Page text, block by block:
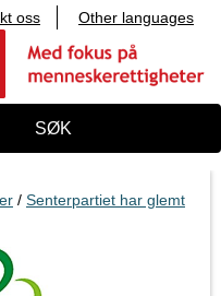
oss Other languages
SØK
/ Senterpartiet har glemt